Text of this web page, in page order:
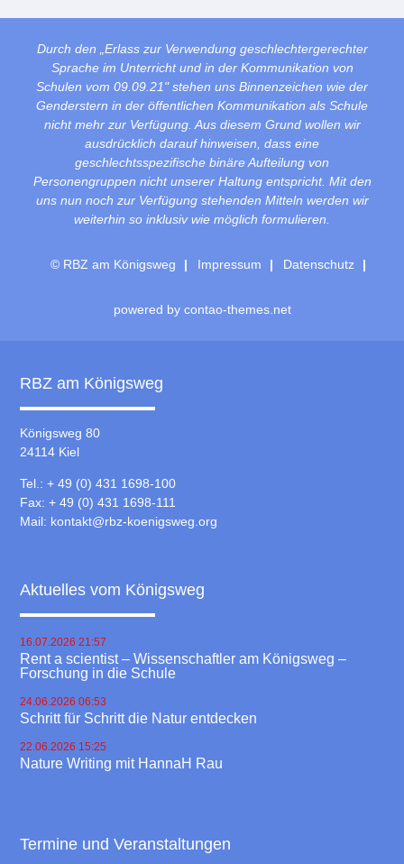
Durch den „Erlass zur Verwendung geschlechtergerechter
Sprache im Unterricht und in der Kommunikation von
Schulen vom 09.09.21" stehen uns Binnenzeichen wie der
Genderstern in der öffentlichen Kommunikation als Schule
nicht mehr zur Verfügung. Aus diesem Grund wollen wir
ausdrücklich darauf hinweisen, dass eine
geschlechtsspezifische binäre Aufteilung von
Personengruppen nicht unserer Haltung entspricht. Mit den
uns nun noch zur Verfügung stehenden Mitteln werden wir
weiterhin so inklusiv wie möglich formulieren.
© RBZ am Königsweg Impressum Datenschutz
powered by contao-themes.net
RBZ am Königsweg
Königsweg 80
24114 Kiel
Tel.: + 49 (0) 431 1698-100
Fax: + 49 (0) 431 1698-111
Mail: kontakt@rbz-koenigsweg.org
Aktuelles vom Königsweg
16.07.2026 21:57
Rent a scientist – Wissenschaftler am Königsweg –
Forschung in die Schule
24.06.2026 06:53
Schritt für Schritt die Natur entdecken
22.06.2026 15:25
Nature Writing mit HannaH Rau
Termine und Veranstaltungen